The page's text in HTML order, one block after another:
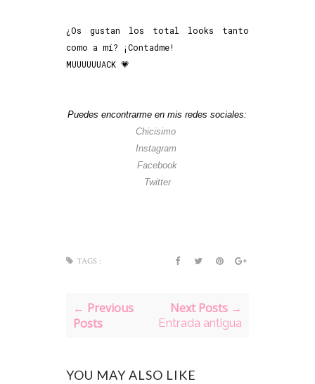
¿Os gustan los total looks tanto
como a mí? ¡Contadme!
MUUUUUUACK 💗
Puedes encontrarme en mis redes sociales:
Chicisimo
Instagram
Facebook
Twitter
TAGS :
← Previous
Posts
Next Posts →
Entrada antigua
YOU MAY ALSO LIKE